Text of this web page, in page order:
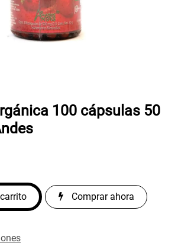
100 cápsulas 50
Comprar ahora